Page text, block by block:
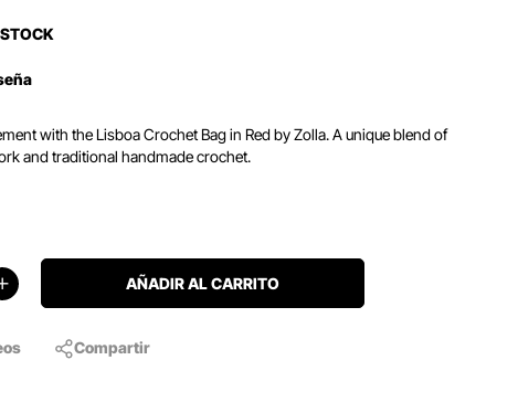
with the Lisboa Crochet Bag in Red by Zolla. A unique blend of
and traditional handmade crochet.
AÑADIR AL CARRITO
Compartir